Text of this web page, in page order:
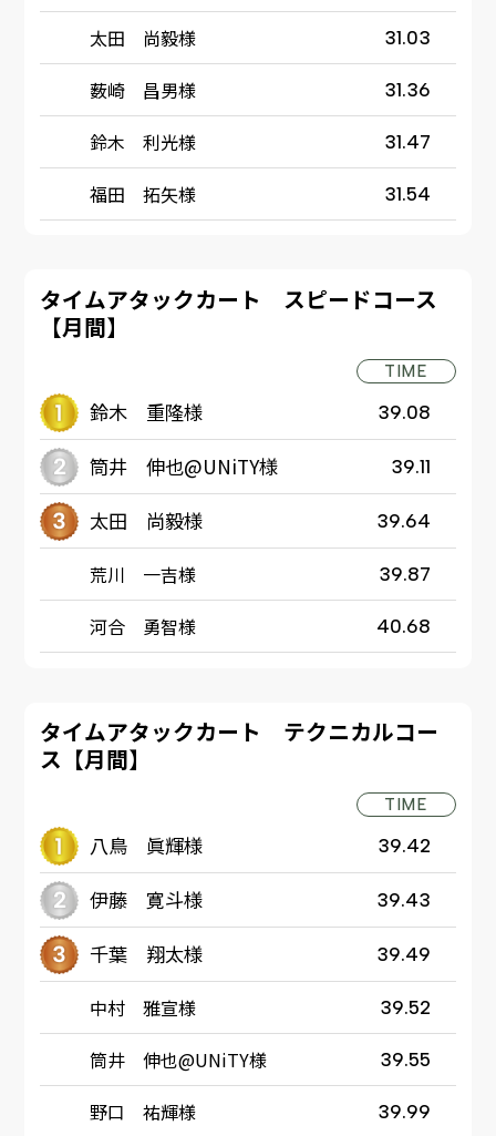
太田 尚毅様 31.03
薮崎 昌男様 31.36
鈴木 利光様 31.47
福田 拓矢様 31.54
タイムアタックカート スピードコース
【月間】
TIME
鈴木 重隆様 39.08
筒井 伸也@UNiTY様 39.11
太田 尚毅様 39.64
荒川 一吉様 39.87
河合 勇智様 40.68
タイムアタックカート テクニカルコー
ス【月間】
TIME
八鳥 眞輝様 39.42
伊藤 寛斗様 39.43
千葉 翔太様 39.49
中村 雅宣様 39.52
筒井 伸也@UNiTY様 39.55
野口 祐輝様 39.99